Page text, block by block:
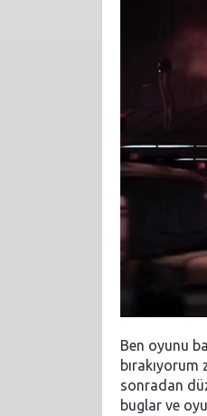
Ben oyunu
bırakıyorum
sonradan
buglar ve